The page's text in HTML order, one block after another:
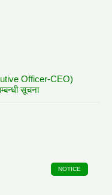
Officer-CEO)
सूचना
NOTICE